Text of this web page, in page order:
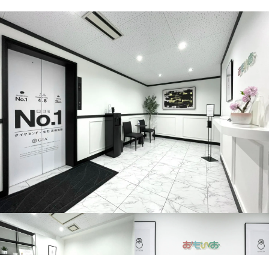
ブルガリ
セルペンティ ヴァイパー ブレスレットヘビ
ASK
ブルガリ
セルペンティ ブレスレットルベライト
ASK
ブルガリ
セルペンティ ブレスレットブルーサファイア